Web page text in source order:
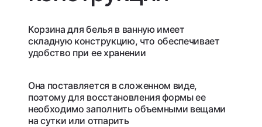
Корзина для белья в ванную имеет
складную конструкцию, что обеспечивает
удобство при ее хранении
Она поставляется в сложенном виде,
поэтому для восстановления формы ее
необходимо заполнить объемными вещами
на сутки или отпарить